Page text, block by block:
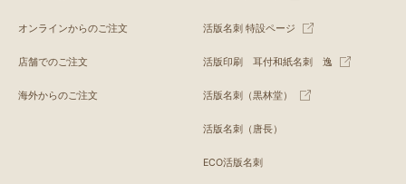
オンラインからのご注文
店舗でのご注文
海外からのご注文
活版名刺 特設ページ
活版印刷 耳付和紙名刺 逸
活版名刺（黒林堂）
活版名刺（唐長）
ECO活版名刺